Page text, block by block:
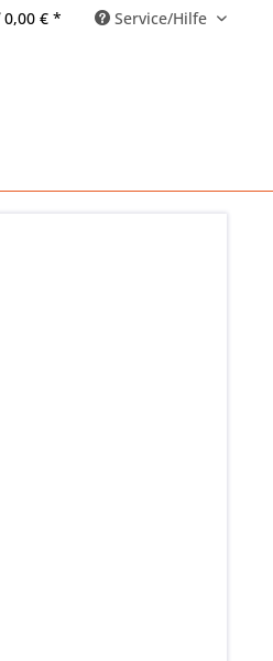
0,00 € * Service/Hilfe